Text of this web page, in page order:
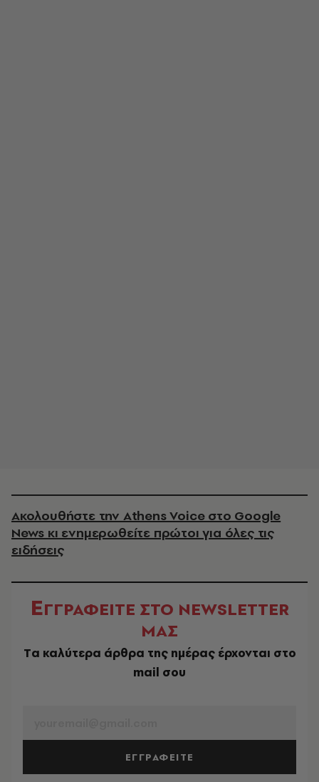
Ακολουθήστε την Athens Voice στο Google
News κι ενημερωθείτε πρώτοι για όλες τις
ειδήσεις
ΕΓΓΡΑΦΕΙΤΕ ΣΤΟ NEWSLETTER
ΜΑΣ
Tα καλύτερα άρθρα της ημέρας έρχονται στο
mail σου
ΕΓΓΡΑΦΕΙΤΕ